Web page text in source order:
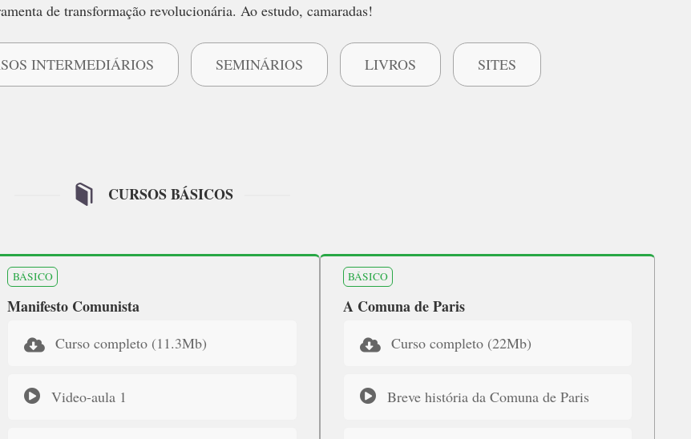
de transformação revolucionária. Ao estudo, camaradas!
INTERMEDIÁRIOS SEMINÁRIOS LIVROS SITES
CURSOS BÁSICOS
BÁSICO
Manifesto Comunista
Curso completo (11.3Mb)
Video-aula 1
BÁSICO
A Comuna de Paris
Curso completo (22Mb)
Breve história da Comuna de Paris